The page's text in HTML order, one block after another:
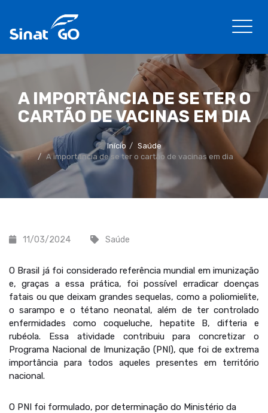
A IMPORTÂNCIA DE SE TER O
CARTÃO DE VACINAS EM DIA
Início
Saúde
A importância de se ter o cartão de vacinas em dia
11/03/2024 Saúde
O Brasil já foi considerado referência mundial em imunização
e, graças a essa prática, foi possível erradicar doenças
fatais ou que deixam grandes sequelas, como a poliomielite,
o sarampo e o tétano neonatal, além de ter controlado
enfermidades como coqueluche, hepatite B, difteria e
rubéola. Essa atividade contribuiu para concretizar o
Programa Nacional de Imunização (PNI), que foi de extrema
importância para todos aqueles presentes em território
nacional.
O PNI foi formulado, por determinação do Ministério da